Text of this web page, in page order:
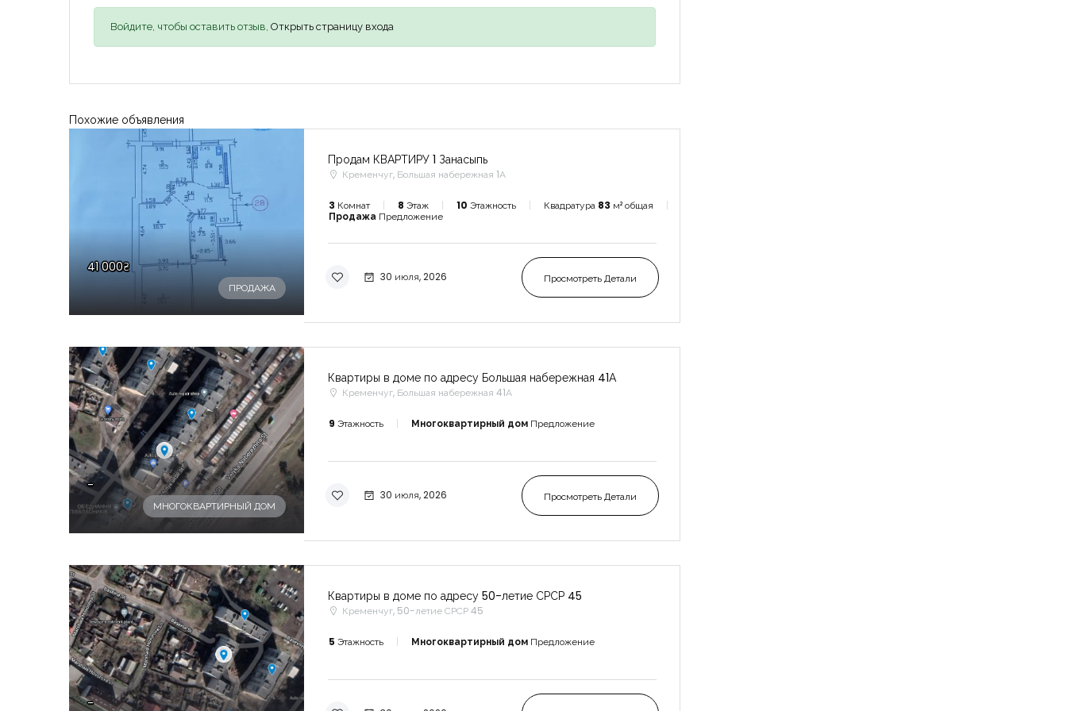
Войдите, чтобы оставить отзыв, Открыть страницу входа
Похожие объявления
41 000₴
ПРОДАЖА
Продам КВАРТИРУ 1 Занасыпь
Кременчуг, Большая набережная 1А
3 Комнат 8 Этаж 10 Этажность Квадратура 83 м² общая
Продажа Предложение
30 июля, 2026 Просмотреть Детали
-
МНОГОКВАРТИРНЫЙ ДОМ
Квартиры в доме по адресу Большая набережная 41А
Кременчуг, Большая набережная 41А
9 Этажность Многоквартирный дом Предложение
30 июля, 2026 Просмотреть Детали
-
Квартиры в доме по адресу 50-летие СРСР 45
Кременчуг, 50-летие СРСР 45
5 Этажность Многоквартирный дом Предложение